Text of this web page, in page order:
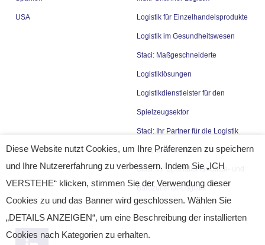
USA Logistik für Einzelhandelsprodukte
Logistik im Gesundheitswesen
Staci: Maßgeschneiderte
Logistiklösungen
Logistikdienstleister für den
Spielzeugsektor
Staci: Ihr Partner für die Logistik
von Ladestationen
Staci: Ihr Spezialist für Office- und
Bürozubehör-Logistik
Diese Website nutzt Cookies, um Ihre Präferenzen zu speichern
und Ihre Nutzererfahrung zu verbessern. Indem Sie „ICH
VERSTEHE“ klicken, stimmen Sie der Verwendung dieser
Cookies zu und das Banner wird geschlossen. Wählen Sie
„DETAILS ANZEIGEN“, um eine Beschreibung der installierten
Cookies nach Kategorien zu erhalten.